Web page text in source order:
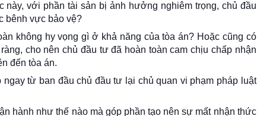
này, với phần tài sản bị ảnh hưởng nghiêm trọng, chủ đầu
bênh vực bảo vệ?
không hy vọng gì ở khả năng của tòa án? Hoặc cũng có
cho nên chủ đầu tư đã hoàn toàn cam chịu chấp nhận
đến tòa án.
ngay từ ban đầu chủ đầu tư lại chủ quan vi phạm pháp luật
hành như thế nào mà góp phần tạo nên sự mất nhận thức